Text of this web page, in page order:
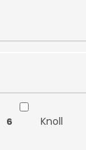
6 Knoll